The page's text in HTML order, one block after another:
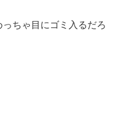
ちゃ目にゴミ入るだろ